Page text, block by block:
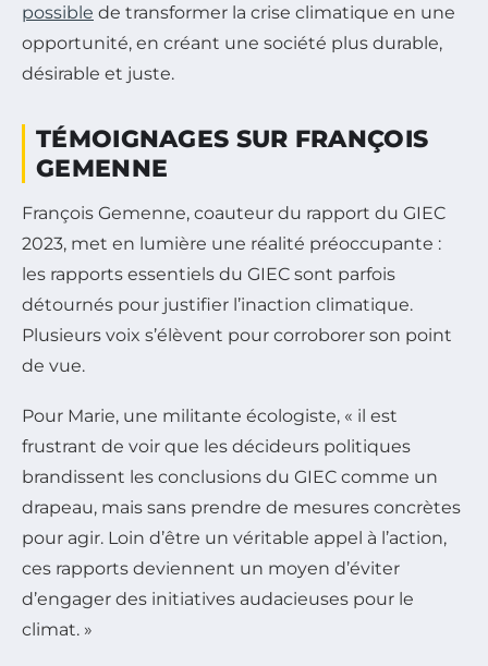
possible de transformer la crise climatique en une
opportunité, en créant une société plus durable,
désirable et juste.
TÉMOIGNAGES SUR FRANÇOIS
GEMENNE
François Gemenne, coauteur du rapport du GIEC
2023, met en lumière une réalité préoccupante :
les rapports essentiels du GIEC sont parfois
détournés pour justifier l’inaction climatique.
Plusieurs voix s’élèvent pour corroborer son point
de vue.
Pour Marie, une militante écologiste, « il est
frustrant de voir que les décideurs politiques
brandissent les conclusions du GIEC comme un
drapeau, mais sans prendre de mesures concrètes
pour agir. Loin d’être un véritable appel à l’action,
ces rapports deviennent un moyen d’éviter
d’engager des initiatives audacieuses pour le
climat. »